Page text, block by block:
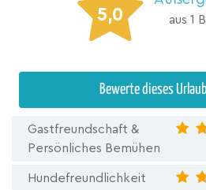
5,0 aus 1
Bewerte dieses
Gastfreundschaft &
Persönliches Bemühen
Hundefreundlichkeit